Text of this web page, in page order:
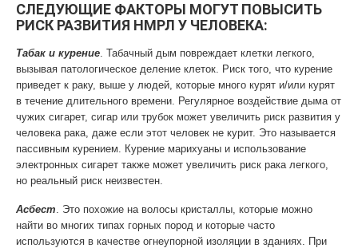
СЛЕДУЮЩИЕ ФАКТОРЫ МОГУТ ПОВЫСИТЬ
РИСК РАЗВИТИЯ НМРЛ У ЧЕЛОВЕКА:
Табак и курение. Табачный дым повреждает клетки легкого,
вызывая патологическое деление клеток. Риск того, что курение
приведет к раку, выше у людей, которые много курят и/или курят
в течение длительного времени. Регулярное воздействие дыма от
чужих сигарет, сигар или трубок может увеличить риск развития у
человека рака, даже если этот человек не курит. Это называется
пассивным курением. Курение марихуаны и использование
электронных сигарет также может увеличить риск рака легкого,
но реальный риск неизвестен.
Асбест. Это похожие на волосы кристаллы, которые можно
найти во многих типах горных пород и которые часто
используются в качестве огнеупорной изоляции в зданиях. При